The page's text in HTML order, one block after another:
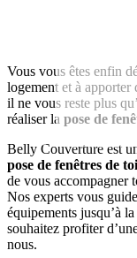
Pose de
Vous vous êtes enfin
logement et à
il ne vous reste plus
réaliser la pose de
Belly Couverture est
pose de fenêtres de
de vous accompagner
Nos experts vous
équipements jusqu’à
souhaitez profiter
nous.